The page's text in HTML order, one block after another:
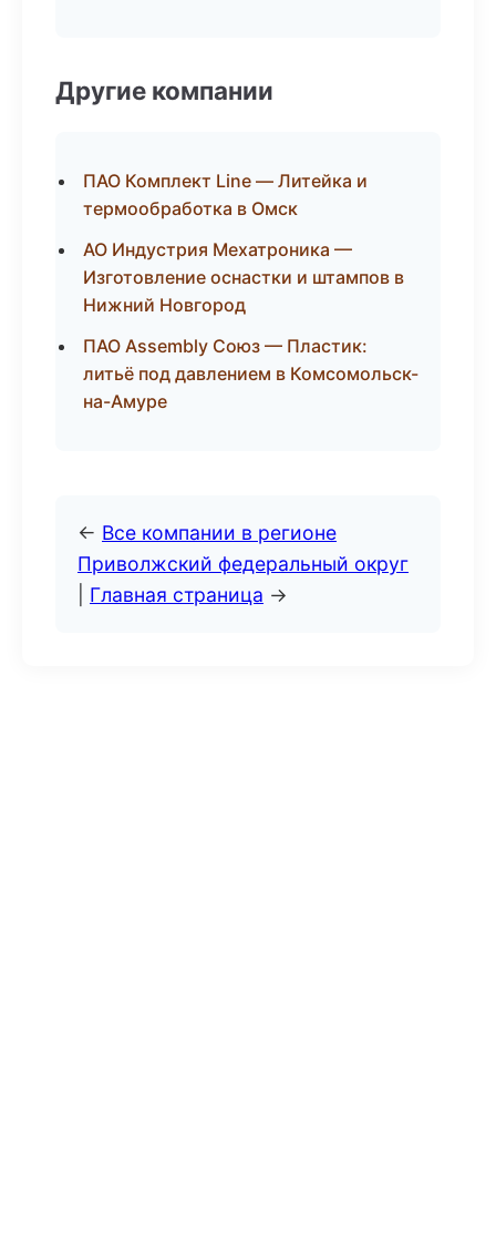
Другие компании
ПАО Комплект Line — Литейка и
термообработка в Омск
АО Индустрия Мехатроника —
Изготовление оснастки и штампов в
Нижний Новгород
ПАО Assembly Союз — Пластик:
литьё под давлением в Комсомольск-
на-Амуре
← Все компании в регионе
Приволжский федеральный округ
Главная страница →